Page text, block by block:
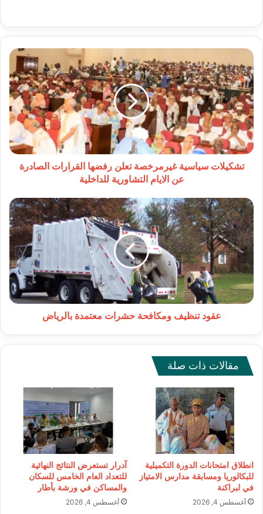
تشكيلات
سياسية
غيرمرخصة
تعلن
رفضها
القرارات
الصادرة
عن
الايام
التشاورية
تشكيلات سياسية غيرمرخصة تعلن رفضها القرارات الصادرة
عن الايام التشاورية للداخلية
عقود
تنظيف
ومكافحة
حشرات
معتمدة
بالرياض
عقود تنظيف ومكافحة حشرات معتمدة بالرياض
مقالات ذات صلة
انطلاق امتحانات الدورة التكميلية
للبكالوريا ومسابقة مدارس الامتياز
في لبراكنة
أغسطس 4, 2026
آدرار تستعرض النتائج النهائية
للتعداد العام الخامس للسكان
والمساكن في ورشة بأطار
أغسطس 4, 2026